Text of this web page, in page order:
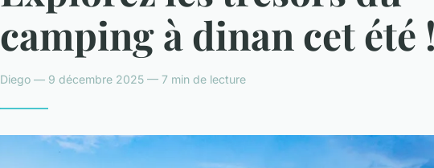
camping à dinan cet été
Diego — 9 décembre 2025 — 7 min de lecture